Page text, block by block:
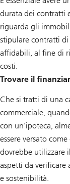
durata dei contratti
riguarda gli
stipulare contratti
affidabili, al fine di
costi.
Trovare il
Che si tratti di una
commerciale,
con un’ipoteca,
essere versato
dovrebbe utilizzare
aspetti da verificare
e sostenibilità.